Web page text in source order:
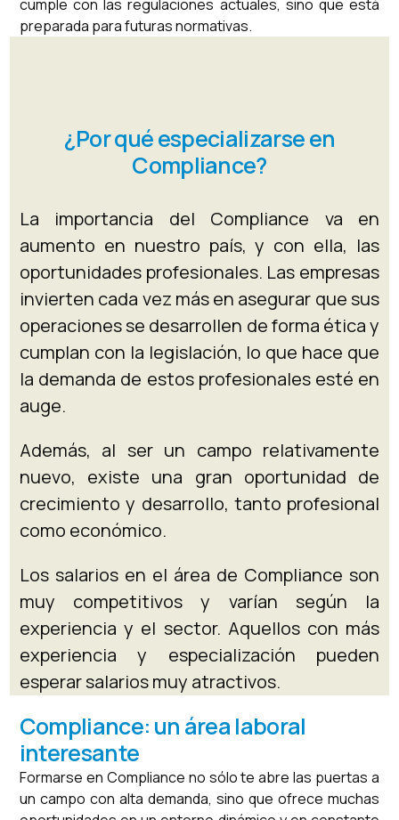
cumple con las regulaciones actuales, sino que está
preparada para futuras normativas.
¿Por qué especializarse en
Compliance?
La importancia del Compliance va en
aumento en nuestro país, y con ella, las
oportunidades profesionales. Las empresas
invierten cada vez más en asegurar que sus
operaciones se desarrollen de forma ética y
cumplan con la legislación, lo que hace que
la demanda de estos profesionales esté en
auge.
Además, al ser un campo relativamente
nuevo, existe una gran oportunidad de
crecimiento y desarrollo, tanto profesional
como económico.
Los salarios en el área de Compliance son
muy competitivos y varían según la
experiencia y el sector. Aquellos con más
experiencia y especialización pueden
esperar salarios muy atractivos.
Compliance: un área laboral
interesante
Formarse en Compliance no sólo te abre las puertas a
un campo con alta demanda, sino que ofrece muchas